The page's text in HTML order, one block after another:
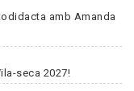
amb Amanda
seca 2027!